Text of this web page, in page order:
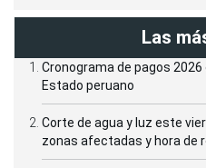
Las
Cronograma de pagos 2026
Estado peruano
Corte de agua y luz este
zonas afectadas y hora de